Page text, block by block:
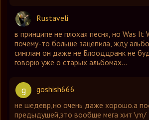
Rustaveli
в принципе не плохая песня, но Was It
почему-то больше зацепила, жду
синглам он даже не Блооддранк не
говорю уже о старых альбомах...
g
goshish666
не шедевр,но очень даже хорошо.а
предыдушей,это вообще мега хит \m/